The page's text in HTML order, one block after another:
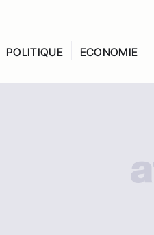
POLITIQUE ECONOMIE